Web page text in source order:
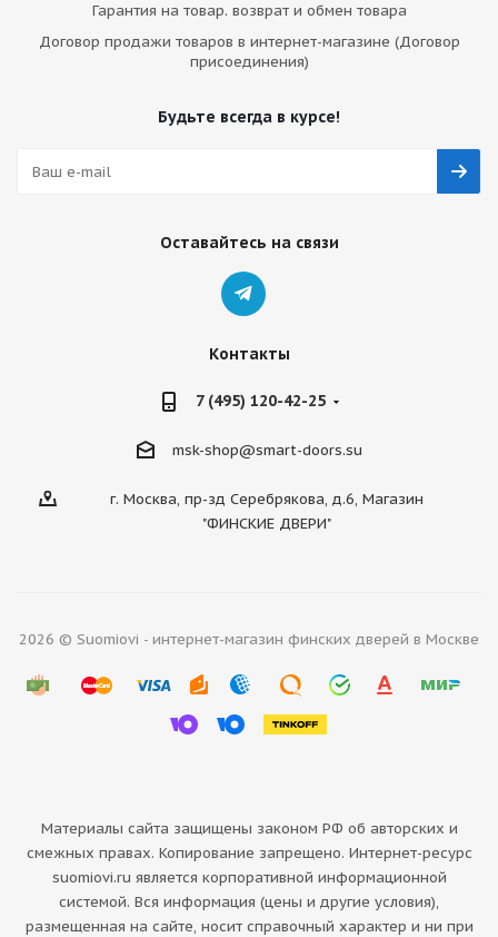
Гарантия на товар. возврат и обмен товара
Договор продажи товаров в интернет-магазине (Договор
присоединения)
Будьте всегда в курсе!
Оставайтесь на связи
Контакты
7 (495) 120-42-25
msk-shop@smart-doors.su
г. Москва, пр-зд Серебрякова, д.6, Магазин
"ФИНСКИЕ ДВЕРИ"
2026 © Suomiovi - интернет-магазин финских дверей в Москве
Материалы сайта защищены законом РФ об авторских и
смежных правах. Копирование запрещено. Интернет-ресурс
suomiovi.ru является корпоративной информационной
системой. Вся информация (цены и другие условия),
размещенная на сайте, носит справочный характер и ни при